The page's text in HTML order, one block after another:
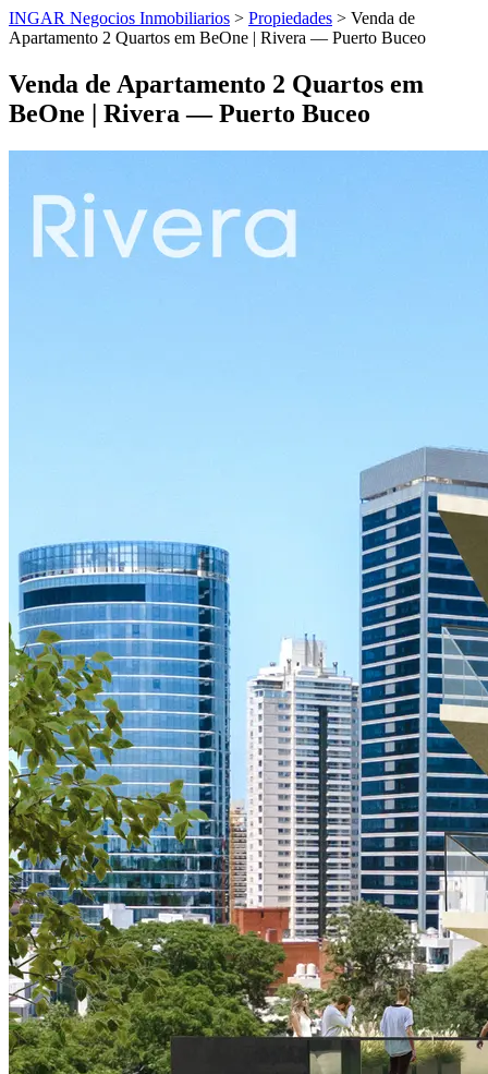
INGAR Negocios Inmobiliarios > Propiedades > Venda de
Apartamento 2 Quartos em BeOne | Rivera — Puerto Buceo
Venda de Apartamento 2 Quartos em
BeOne | Rivera — Puerto Buceo